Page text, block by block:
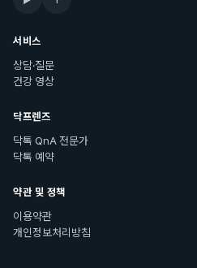
서비스
상담·질문
건강 영상
닥프렌즈
닥톡 QnA 전문가
닥톡 예약
약관 및 정책
이용약관
개인정보처리방침